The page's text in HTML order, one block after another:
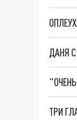
ДАНЯ